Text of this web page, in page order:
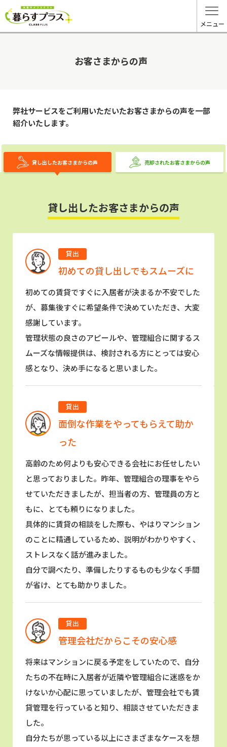
メニュー
お客さまからの声
弊社サービスをご利用いただいたお客さまからの声を一部
紹介いたします。
貸し出したお客さまからの声 売却されたお客さまからの声
貸し出したお客さまからの声
貸出
初めての貸し出しでもスムーズに
初めての賃貸ですぐに入居者が決まるか不安でした
が、募集後すぐに希望条件で決めていただき、大変
感謝しています。
管理状態の良さのアピールや、管理組合に関するス
ムーズな情報提供は、検討される方にとっては安心
感となり、決め手になると思いました。
貸出
面倒な作業をやってもらえて助か
った
高齢のため何よりも安心できる会社にお任せしたい
と思っておりました。昨年、管理組合の理事をやら
せていただきましたが、担当者の方、管理員の方と
もに、とても頼りになりました。
具体的に賃貸の相談をした際も、やはりマンション
のことに精通しているため、説明がわかりやすく、
ストレスなく話が進みました。
自分で調べたり、準備したりするものも少なく手間
が省け、とても助かりました。
貸出
管理会社だからこその安心感
将来はマンションに戻る予定をしていたので、自分
たちの不在時に入居者が近隣や管理組合に迷惑をか
けないか心配に思っていましたが、管理会社でも賃
貸管理を行っていると知り、相談させていただきま
した。
自分たちが思っている以上にさまざまなケースを想